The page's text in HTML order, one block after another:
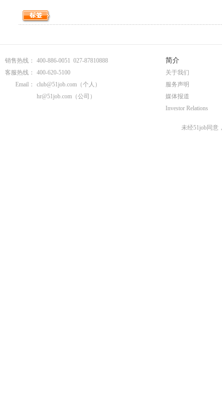
销售热线：
400-886-0051 027-87810888
客服热线：
400-620-5100
Email：
club@51job.com （个人）
hr@51job.com （公司）
简介
关于我们
服务声明
媒体报道
Investor Relations
未经51job同意